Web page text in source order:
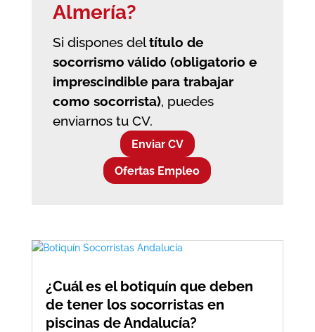
Almería?
Si dispones deltítulo de
socorrismo válido (obligatorio e
imprescindible para trabajar
como socorrista), puedes
enviarnos tu CV.
Enviar CV
Ofertas Empleo
¿Cuál es el botiquín que deben
de tener los socorristas en
piscinas de Andalucía?